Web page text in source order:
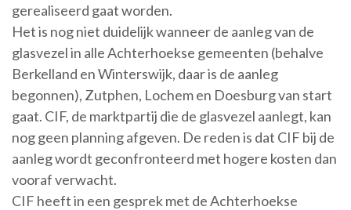
gerealiseerd gaat worden.
Het is nog niet duidelijk wanneer de aanleg van de
glasvezel in alle Achterhoekse gemeenten (behalve
Berkelland en Winterswijk, daar is de aanleg
begonnen), Zutphen, Lochem en Doesburg van start
gaat. CIF, de marktpartij die de glasvezel aanlegt, kan
nog geen planning afgeven. De reden is dat CIF bij de
aanleg wordt geconfronteerd met hogere kosten dan
vooraf verwacht.
CIF heeft in een gesprek met de Achterhoekse